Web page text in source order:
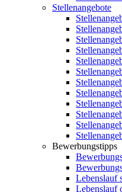
Stellenangebote
Bewerbungstipps
Lebenslauf
Lebenslauf